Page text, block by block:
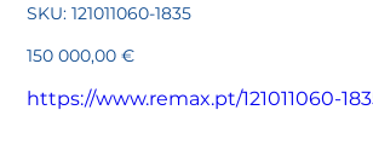
SKU: SKU
121011060-
121011060-1835
Preço
150 000,00 €
https://www.remax.pt/121011060-